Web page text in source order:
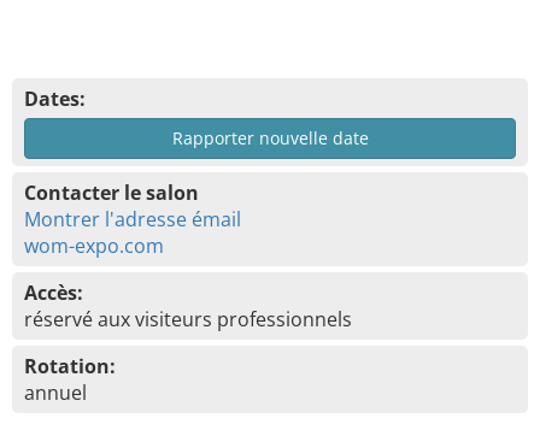
Dates:
Rapporter nouvelle date
Contacter le salon
Montrer l'adresse émail
wom-expo.com
Accès:
réservé aux visiteurs professionnels
Rotation:
annuel